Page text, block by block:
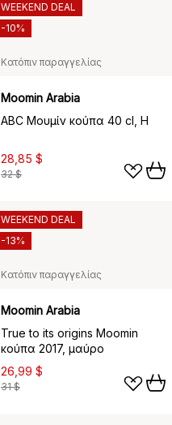
Κατόπιν παραγγελίας
Moomin Arabia
ABC Μουμίν κούπα 40 cl, H
28,85 $
32 $
WEEKEND DEAL
-10%
Κατόπιν παραγγελίας
Moomin Arabia
True to its origins Moomin
κούπα 2017, μαύρο
26,99 $
31 $
WEEKEND DEAL
-13%